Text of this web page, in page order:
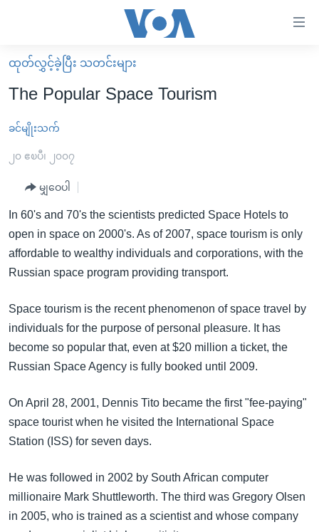
လွယ်ကူ
စေ
Link
များ
အကြောင်းအရာ
ကျော်
ကြည့်
ပင်မ
အ
ညွန်း
စာမျက်နှာ
ကျော်
ကြည့်
ရန်
ရန်
နေရာ
သို့
မူလစာမျက်နှာ
မြန်မာ
ကမ္ဘာ့သတင်းများ
နိုင်ငံတကာ
အစ္စရေး-ပါလက်စတိုင်း
ဗွီဒီယို
အင်္ဂလိပ်စာလေ့လာမယ်
အမေရိကန်သုံးအီဒီယံ
မကြေးမုံရဲ့ အင်္ဂလိပ်စာ
ရုပ်ရှင်ထဲက အင်္ဂလိပ်စာ
သုတပဒေသာ အင်္ဂလိပ်စာ
အပတ်စဉ်ကဏ္ဍများ
ရေဒီယို
တီဗွီ
ရေဒီယိုနှင့်ရုပ်သံ အချက်အလက်များ
ရေဒီယို/တီဗွီအစီအစဉ်
Learning English
ဘာသာစကားများ
ထုတ်လွှင့်ခဲ့ပြီး သတင်းများ
The Popular Space Tourism
ခင်မျိုးသက်
၂၀ ဧၿပီ၊ ၂၀၀၇
မျှဝေပါ
In 60's and 70's the scientists predicted Space Hotels to
open in space on 2000's. As of 2007, space tourism is only
affordable to wealthy individuals and corporations, with the
Russian space program providing transport.
Space tourism is the recent phenomenon of space travel by
individuals for the purpose of personal pleasure. It has
become so popular that, even at $20 million a ticket, the
Russian Space Agency is fully booked until 2009.
On April 28, 2001, Dennis Tito became the first "fee-paying"
space tourist when he visited the International Space
Station (ISS) for seven days.
He was followed in 2002 by South African computer
millionaire Mark Shuttleworth. The third was Gregory Olsen
in 2005, who is trained as a scientist and whose company